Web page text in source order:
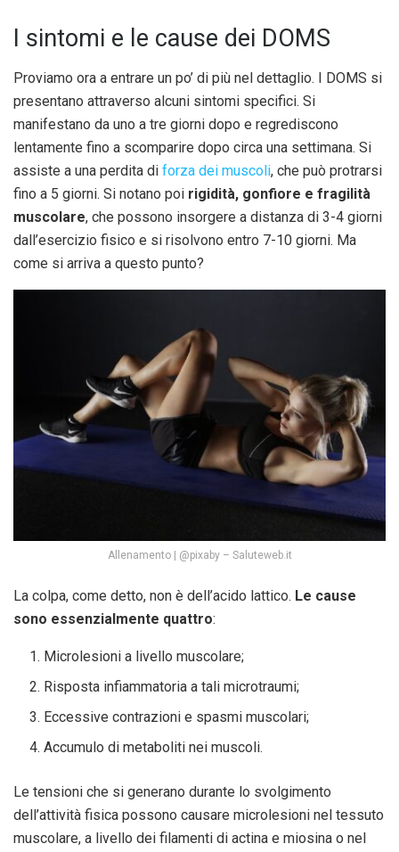
I sintomi e le cause dei DOMS
Proviamo ora a entrare un po’ di più nel dettaglio. I DOMS si
presentano attraverso alcuni sintomi specifici. Si
manifestano da uno a tre giorni dopo e regrediscono
lentamente fino a scomparire dopo circa una settimana. Si
assiste a una perdita di forza dei muscoli, che può protrarsi
fino a 5 giorni. Si notano poi rigidità, gonfiore e fragilità
muscolare, che possono insorgere a distanza di 3-4 giorni
dall’esercizio fisico e si risolvono entro 7-10 giorni. Ma
come si arriva a questo punto?
Allenamento | @pixaby – Saluteweb.it
La colpa, come detto, non è dell’acido lattico. Le cause
sono essenzialmente quattro:
Microlesioni a livello muscolare;
Risposta infiammatoria a tali microtraumi;
Eccessive contrazioni e spasmi muscolari;
Accumulo di metaboliti nei muscoli.
Le tensioni che si generano durante lo svolgimento
dell’attività fisica possono causare microlesioni nel tessuto
muscolare, a livello dei filamenti di actina e miosina o nel